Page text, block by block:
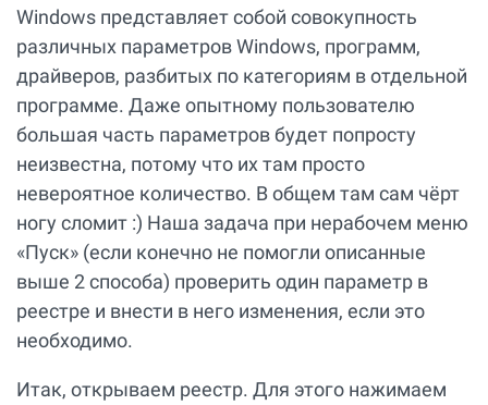
Windows представляет собой совокупность
различных параметров Windows, программ,
драйверов, разбитых по категориям в отдельной
программе. Даже опытному пользователю
большая часть параметров будет попросту
неизвестна, потому что их там просто
невероятное количество. В общем там сам чёрт
ногу сломит :) Наша задача при нерабочем меню
«Пуск» (если конечно не помогли описанные
выше 2 способа) проверить один параметр в
реестре и внести в него изменения, если это
необходимо.
Итак, открываем реестр. Для этого нажимаем